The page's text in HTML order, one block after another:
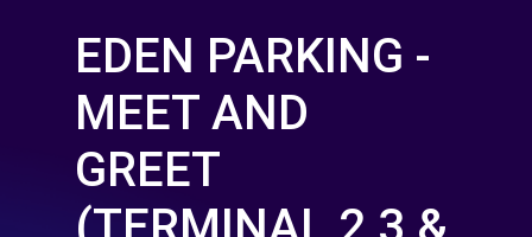
EDEN PARKING -
MEET AND
GREET